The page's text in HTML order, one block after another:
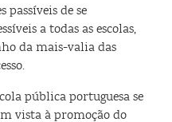
passíveis de se
a todas as escolas,
da mais-valia das
pública portuguesa se
vista à promoção do